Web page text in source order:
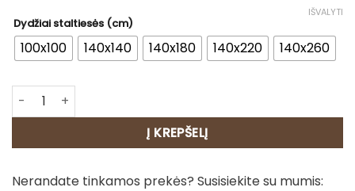
Dydžiai staltiesės (cm)
100x100 140x140 140x180 140x220 140x260
IŠVALYTI
produkto kiekis: Staltiesė - Anabelė
Į KREPŠELĮ
Nerandate tinkamos prekės? Susisiekite su mumis: